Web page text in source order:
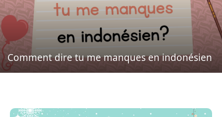
Comment dire tu me manques en indonésien